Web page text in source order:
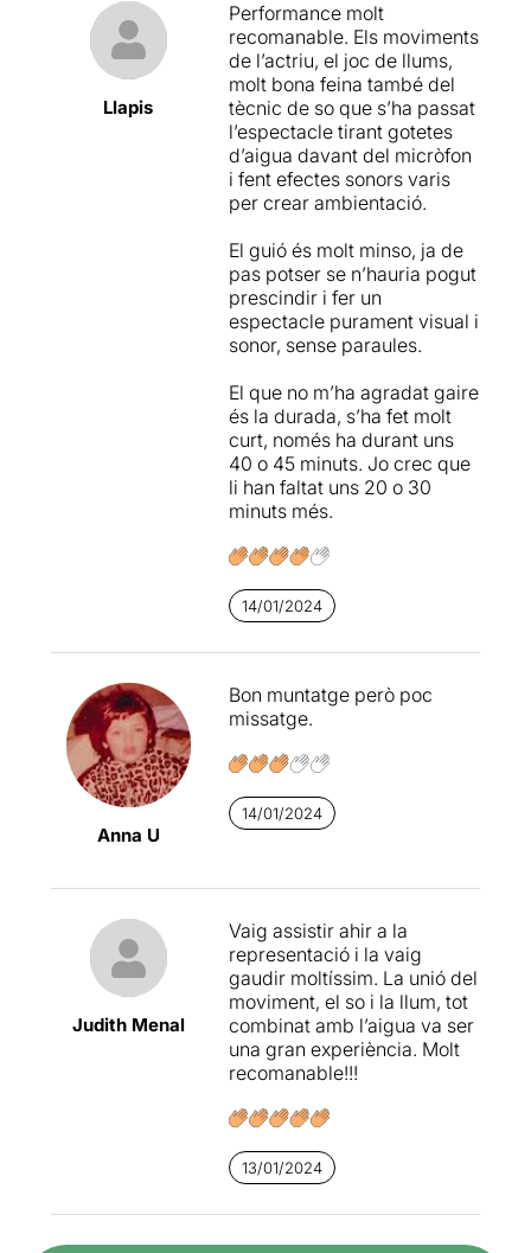
Llapis
Performance molt
recomanable. Els moviments
de l’actriu, el joc de llums,
molt bona feina també del
tècnic de so que s’ha passat
l’espectacle tirant gotetes
d’aigua davant del micròfon
i fent efectes sonors varis
per crear ambientació.
El guió és molt minso, ja de
pas potser se n’hauria pogut
prescindir i fer un
espectacle purament visual i
sonor, sense paraules.
El que no m’ha agradat gaire
és la durada, s’ha fet molt
curt, només ha durant uns
40 o 45 minuts. Jo crec que
li han faltat uns 20 o 30
minuts més.
14/01/2024
Anna U
Bon muntatge però poc
missatge.
14/01/2024
Judith Menal
Vaig assistir ahir a la
representació i la vaig
gaudir moltíssim. La unió del
moviment, el so i la llum, tot
combinat amb l’aigua va ser
una gran experiència. Molt
recomanable!!!
13/01/2024